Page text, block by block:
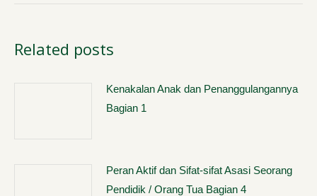
Related posts
Kenakalan Anak dan Penanggulangannya
Bagian 1
Peran Aktif dan Sifat-sifat Asasi Seorang
Pendidik / Orang Tua Bagian 4